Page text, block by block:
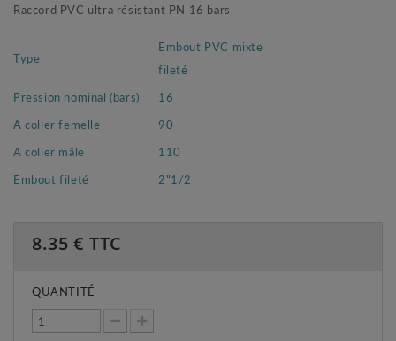
Raccord PVC ultra résistant PN 16 bars.
Type
Embout PVC mixte
fileté
Pression nominal (bars)
16
A coller femelle
90
A coller mâle
110
Embout fileté
2"1/2
8.35 € TTC
QUANTITÉ